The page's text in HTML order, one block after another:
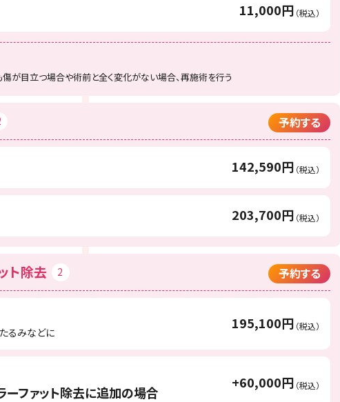
11,000円 （税込）
が目立つ場合や術前と全く変化がない場合、再施術を行う
予約する
142,590円 （税込）
203,700円 （税込）
ト除去 2 予約する
るみなどに
195,100円 （税込）
ファット除去に追加の場合
+60,000円 （税込）